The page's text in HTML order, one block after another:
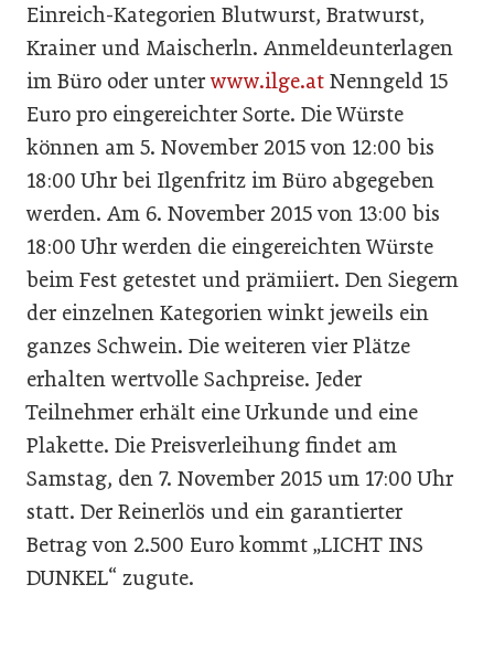
Einreich-Kategorien Blutwurst, Bratwurst,
Krainer und Maischerln. Anmeldeunterlagen
im Büro oder unterwww.ilge.at Nenngeld 15
Euro pro eingereichter Sorte. Die Würste
können am 5. November 2015 von 12:00 bis
18:00 Uhr bei Ilgenfritz im Büro abgegeben
werden. Am 6. November 2015 von 13:00 bis
18:00 Uhr werden die eingereichten Würste
beim Fest getestet und prämiiert. Den Siegern
der einzelnen Kategorien winkt jeweils ein
ganzes Schwein. Die weiteren vier Plätze
erhalten wertvolle Sachpreise. Jeder
Teilnehmer erhält eine Urkunde und eine
Plakette. Die Preisverleihung findet am
Samstag, den 7. November 2015 um 17:00 Uhr
statt. Der Reinerlös und ein garantierter
Betrag von 2.500 Euro kommt „LICHT INS
DUNKEL“ zugute.